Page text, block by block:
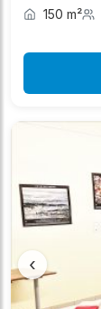
150 m²
‹